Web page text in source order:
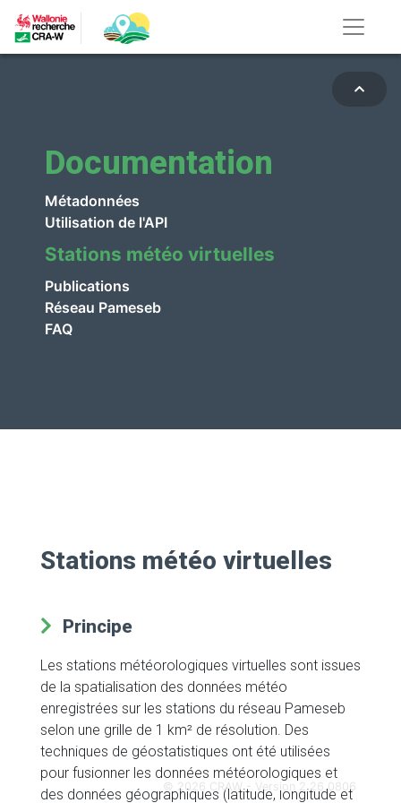
Documentation
Métadonnées
Utilisation de l'API
Stations météo virtuelles
Publications
Réseau Pameseb
FAQ
Stations météo virtuelles
Principe
Les stations météorologiques virtuelles sont issues
de la spatialisation des données météo
enregistrées sur les stations du réseau Pameseb
selon une grille de 1 km² de résolution. Des
techniques de géostatistiques ont été utilisées
pour fusionner les données météorologiques et
des données géographiques (latitude, longitude et
© 2026 CRAW - Version 2.26.0806